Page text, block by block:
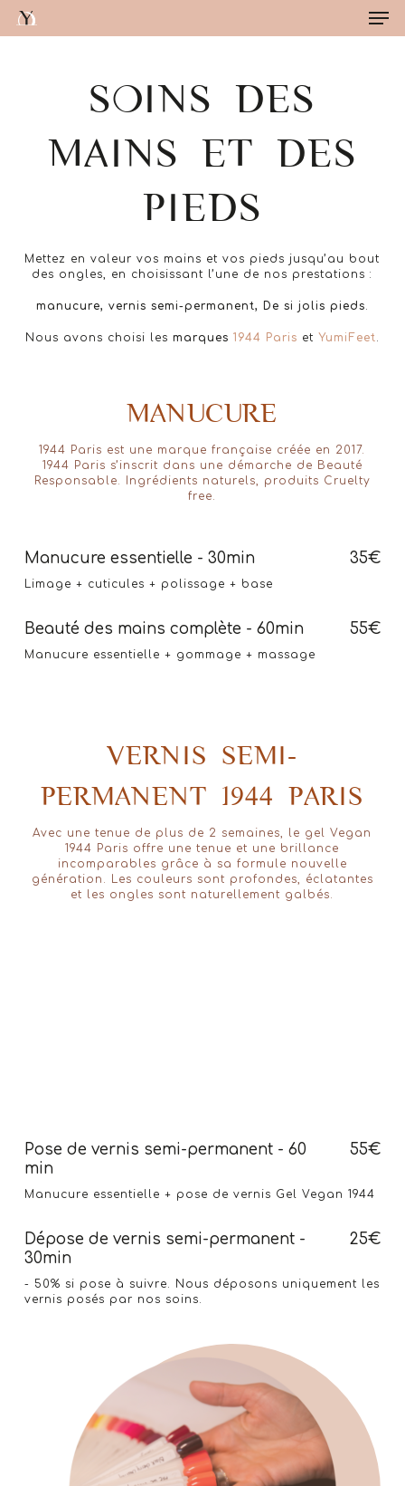
main
SOINS DES
MAINS ET DES
PIEDS
Mettez en valeur vos mains et vos pieds jusqu’au bout
des ongles, en choisissant l’une de nos prestations :
manucure, vernis semi-permanent, De si jolis pieds.
Nous avons choisi les marques 1944 Paris et YumiFeet.
MANUCURE
1944 Paris est une marque française créée en 2017.
1944 Paris s’inscrit dans une démarche de Beauté
Responsable. Ingrédients naturels, produits Cruelty
free.
Manucure essentielle - 30min 35€
Limage + cuticules + polissage + base
Beauté des mains complète - 60min 55€
Manucure essentielle + gommage + massage
VERNIS SEMI-
PERMANENT 1944 PARIS
Avec une tenue de plus de 2 semaines, le gel Vegan
1944 Paris offre une tenue et une brillance
incomparables grâce à sa formule nouvelle
génération. Les couleurs sont profondes, éclatantes
et les ongles sont naturellement galbés.
Pose de vernis semi-permanent - 60
min
55€
Manucure essentielle + pose de vernis Gel Vegan 1944
Dépose de vernis semi-permanent -
30min
25€
- 50% si pose à suivre. Nous déposons uniquement les
vernis posés par nos soins.